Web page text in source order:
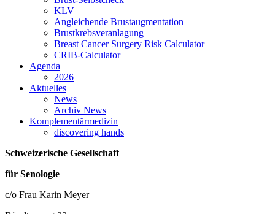
KLV
Angleichende Brustaugmentation
Brustkrebsveranlagung
Breast Cancer Surgery Risk Calculator
CRIB-Calculator
Agenda
2026
Aktuelles
News
Archiv News
Komplementärmedizin
discovering hands
Schweizerische Gesellschaft
für Senologie
c/o Frau Karin Meyer